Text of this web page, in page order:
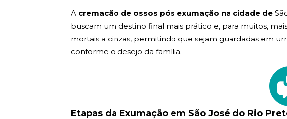
A cremacão de ossos pós exumação na cidade de
buscam um destino final mais prático e, para muitos,
mortais a cinzas, permitindo que sejam guardadas em
conforme o desejo da família.
Etapas da Exumação em São José do Rio